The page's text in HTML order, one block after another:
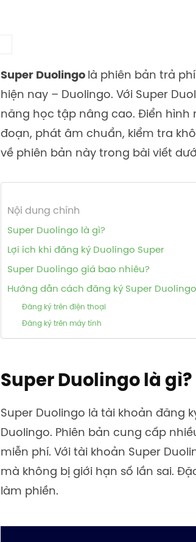
Super Duolingo là phiên bản trả
hiện nay – Duolingo. Với Super
năng học tập nâng cao. Điển hình
đoạn, phát âm chuẩn, kiểm tra
về phiên bản này trong bài viết
Nội dung chính
Super Duolingo là gì?
Lợi ích khi đăng ký Duolingo Super
Super Duolingo giá bao nhiêu?
Hướng dẫn cách đăng ký Super Duolingo
Đăng ký trên điện thoại
Đăng ký trên máy tính
Super Duolingo là gì?
Super Duolingo là tài khoản đăng
Duolingo. Phiên bản cung cấp
miễn phí. Với tài khoản Super
mà không bị giới hạn số lần sai.
làm phiền.